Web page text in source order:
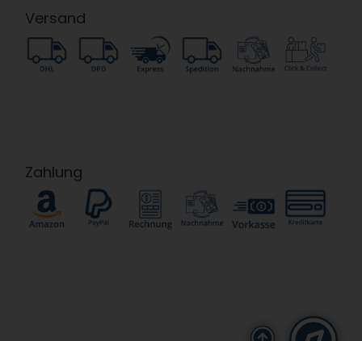
Versand
Zahlung